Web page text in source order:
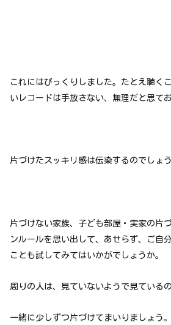
これにはびっくりしました。たとえ聴く
いレコードは手放さない、無理だと思て
片づけたスッキリ感は伝染するのでしょう
片づけない家族、子ども部屋・実家の片
ンルールを思い出して、あせらず、ご自
ことも試してみてはいかがでしょうか。
周りの人は、見ていないようで見ている
一緒に少しずつ片づけてまいりましょう